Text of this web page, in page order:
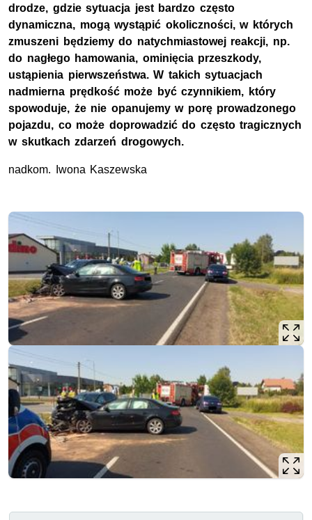
drodze, gdzie sytuacja jest bardzo często
dynamiczna, mogą wystąpić okoliczności, w których
zmuszeni będziemy do natychmiastowej reakcji, np.
do nagłego hamowania, ominięcia przeszkody,
ustąpienia pierwszeństwa. W takich sytuacjach
nadmierna prędkość może być czynnikiem, który
spowoduje, że nie opanujemy w porę prowadzonego
pojazdu, co może doprowadzić do często tragicznych
w skutkach zdarzeń drogowych.
nadkom. Iwona Kaszewska